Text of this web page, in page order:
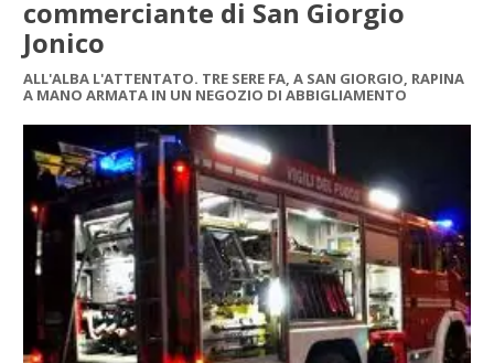
commerciante di San Giorgio
Jonico
ALL'ALBA L'ATTENTATO. TRE SERE FA, A SAN GIORGIO, RAPINA
A MANO ARMATA IN UN NEGOZIO DI ABBIGLIAMENTO